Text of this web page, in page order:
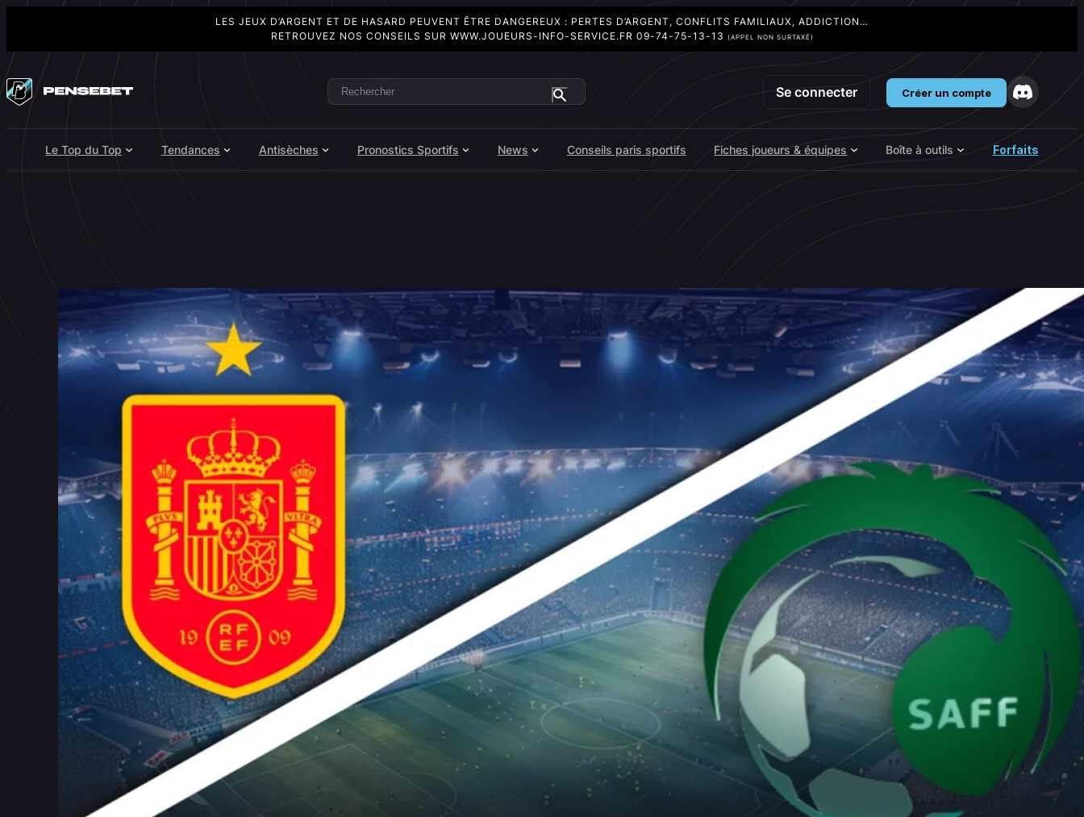
LES JEUX D’ARGENT ET DE HASARD PEUVENT ÊTRE DANGEREUX : PERTES D’ARGENT, CONFLITS FAMILIAUX, ADDICTION…
RETROUVEZ NOS CONSEILS SUR WWW.JOUEURS-INFO-SERVICE.FR 09-74-75-13-13 (APPEL NON SURTAXÉ)
au
contenu
Rechercher Se connecter Créer un compte
Le Top du Top Tendances Antisèches Pronostics Sportifs News Conseils paris sportifs Fiches joueurs & équipes Boîte à outils Forfaits